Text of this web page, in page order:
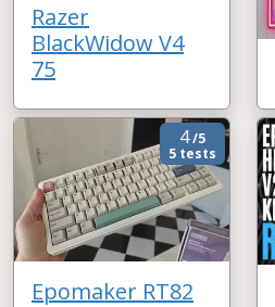
Razer
BlackWidow V4
75
4/5
5 tests
Epomaker RT82